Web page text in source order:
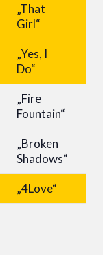
„That
Girl“
„Yes, I
Do“
„Fire
Fountain“
„Broken
Shadows“
„4Love“